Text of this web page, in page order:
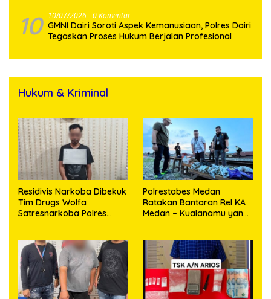
10 10/07/2026 0 Komentar
GMNI Dairi Soroti Aspek Kemanusiaan, Polres Dairi
Tegaskan Proses Hukum Berjalan Profesional
Hukum & Kriminal
Residivis Narkoba Dibekuk
Tim Drugs Wolfa
Satresnarkoba Polres
Polrestabes Medan
Ratakan Bantaran Rel KA
Medan – Kualanamu yang
Sabu, Hingga Beragam
Senjata Disita